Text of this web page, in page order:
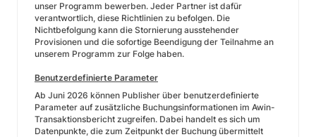
unser Programm bewerben. Jeder Partner ist dafür
verantwortlich, diese Richtlinien zu befolgen. Die
Nichtbefolgung kann die Stornierung ausstehender
Provisionen und die sofortige Beendigung der Teilnahme an
unserem Programm zur Folge haben.
Benutzerdefinierte Parameter
Ab Juni 2026 können Publisher über benutzerdefinierte
Parameter auf zusätzliche Buchungsinformationen im Awin-
Transaktionsbericht zugreifen. Dabei handelt es sich um
Datenpunkte, die zum Zeitpunkt der Buchung übermittelt